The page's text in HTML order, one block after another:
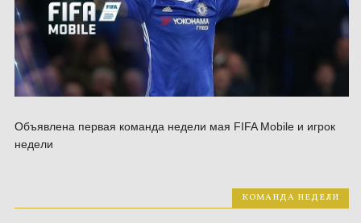
Объявлена первая команда недели мая FIFA Mobile и игрок
недели
КОМАНДА НЕДЕЛИ